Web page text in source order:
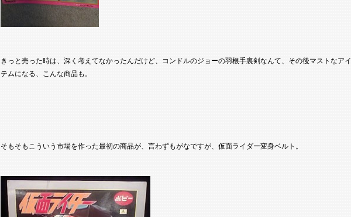
きっと売った時は、深く考えてなかったんだけど、コンドルのジョーの羽根手裏剣なんて、その後マストなアイ
テムになる、こんな商品も。
そもそもこういう市場を作った最初の商品が、言わずもがなですが、仮面ライダー変身ベルト。